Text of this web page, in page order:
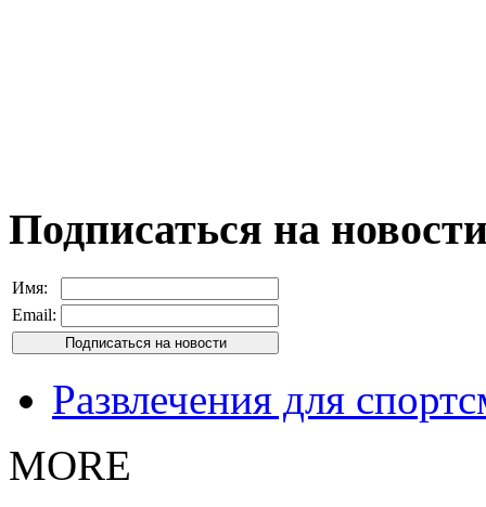
Подписаться на
Имя:
Email:
Развлечения для
MORE